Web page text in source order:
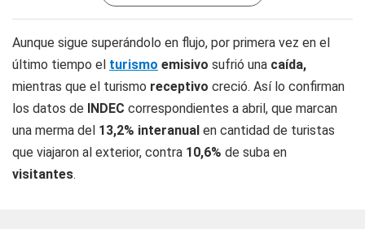
Aunque sigue superándolo en flujo, por primera vez en el
último tiempo el turismo emisivo sufrió una caída,
mientras que el turismo receptivo creció. Así lo confirman
los datos de INDEC correspondientes a abril, que marcan
una merma del 13,2% interanual en cantidad de turistas
que viajaron al exterior, contra 10,6% de suba en
visitantes.